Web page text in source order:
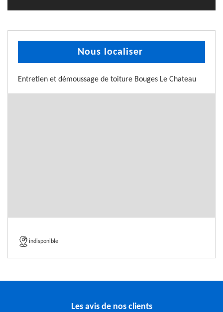
Nous localiser
Entretien et démoussage de toiture Bouges Le Chateau
indisponible
Les avis de nos clients